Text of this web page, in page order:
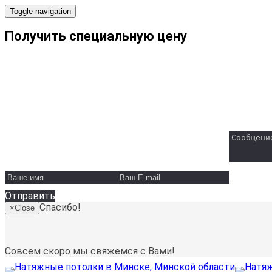
Toggle navigation
Получить специальную цену
Отправить
×Close Спасибо!
Совсем скоро мы свяжемся с Вами!